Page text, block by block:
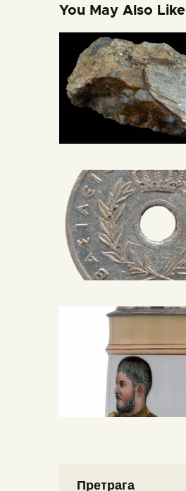
You May Also Like
Претрага